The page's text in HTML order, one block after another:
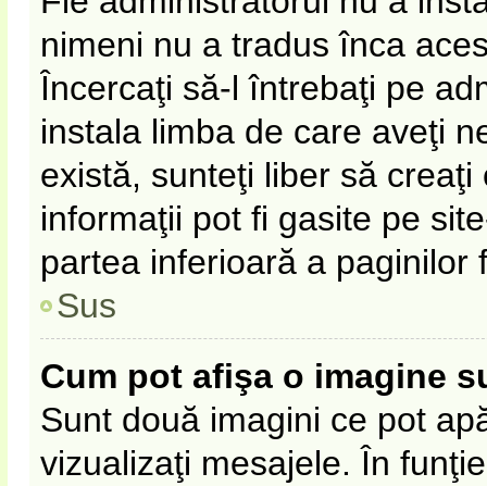
nimeni nu a tradus înca
Încercaţi să-l întrebaţi pe
instala limba de care aveţi
există, sunteţi liber să
informaţii pot fi gasite pe
partea inferioară a paginilor
Sus
Cum pot afişa o imagine
Sunt două imagini ce pot
vizualizaţi mesajele. În